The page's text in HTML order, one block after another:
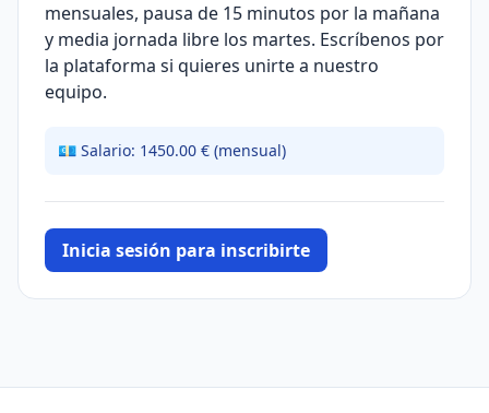
mensuales, pausa de 15 minutos por la mañana
y media jornada libre los martes. Escríbenos por
la plataforma si quieres unirte a nuestro
equipo.
💶 Salario: 1450.00 € (mensual)
Inicia sesión para inscribirte